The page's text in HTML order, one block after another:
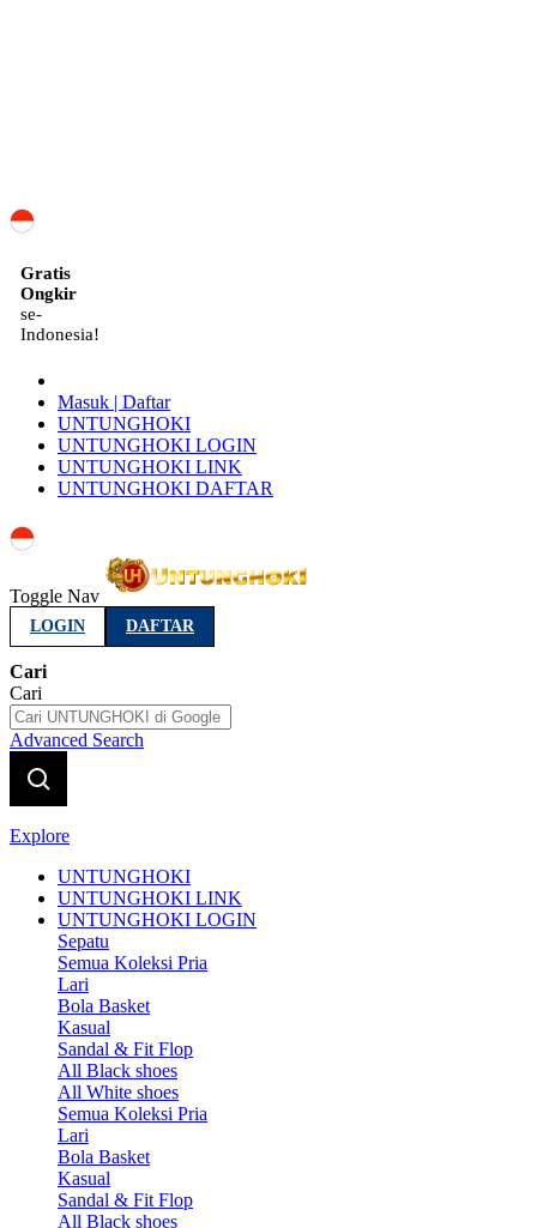
Gratis
Ongkir
se-
Indonesia!
Masuk | Daftar
UNTUNGHOKI
UNTUNGHOKI LOGIN
UNTUNGHOKI LINK
UNTUNGHOKI DAFTAR
Toggle Nav
LOGIN DAFTAR
Cari
Cari
Advanced Search
Explore
UNTUNGHOKI
UNTUNGHOKI LINK
UNTUNGHOKI LOGIN
Sepatu
Semua Koleksi Pria
Lari
Bola Basket
Kasual
Sandal & Fit Flop
All Black shoes
All White shoes
Semua Koleksi Pria
Lari
Bola Basket
Kasual
Sandal & Fit Flop
All Black shoes